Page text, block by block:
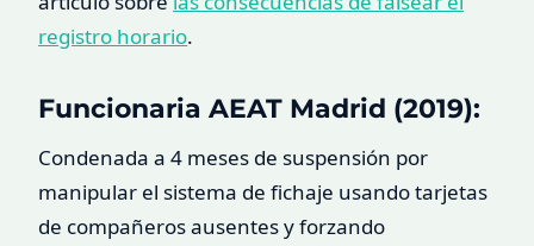
registro horario.
Funcionaria AEAT Madrid (2019):
Condenada a 4 meses de suspensión por
manipular el sistema de fichaje usando tarjetas
de compañeros ausentes y forzando